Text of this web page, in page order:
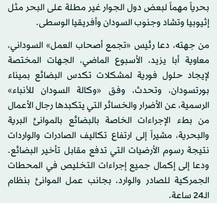
بحرياً مهماً لبعض دول الجوار غير مطلة على البحر مثل
إثيوبيا وتشاد وجنوب السودان وأفريقيا الوسطى.
من جهته، دعا رئيس «تجمع أصحاب العمل» السوداني،
معاوية أبا يزيد، الأسبوع الماضي، الجهات المختصة
لإيجاد حلول فورية لمشكلات تكدس البضائع بميناء
بورتسودان، وتحدث، وفق «وكالة السودان للأنباء»
الرسمية، عن الأضرار والخسائر التي يتكبدها رجال الأعمال
من بطء الإجراءات الخاصة بالبضائع بالموانئ البرية
والبحرية، مشيراً إلى ارتفاع تكاليف الصادرات والواردات
نتيجة رسوم الأرضيات التي تدفع مقابل تأخير البضائع.
ودعا إلى إكمال جميع إجراءات التخليص في المحطات
الجمركية للصادر والوارد، بجانب عمل الموانئ بنظام
الـ24 ساعة.